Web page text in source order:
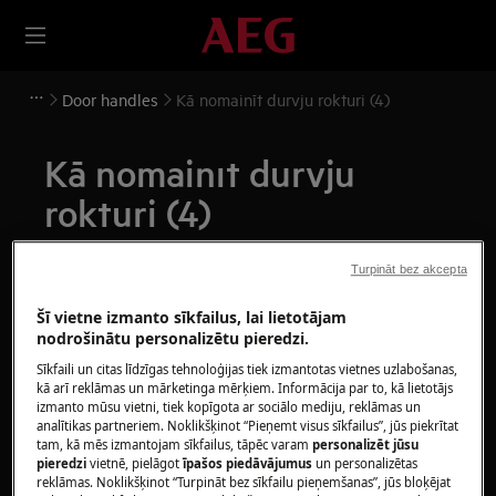
Door handles Kā nomainīt durvju rokturi (4)
Kā nomainīt durvju
rokturi (4)
Pirms jebkādas apkopes darbības deaktivizējiet ierīci
un atvienojiet strāvas kontaktdakšu no
kontaktligzdas.
Pārvietojot ierīces, vienmēr uzmanieties, jo smago
ierīču pārvietošanai ir nepieciešamas divas
personas.
Šī vietne izmanto sīkfailus, lai lietotājam
nodrošinātu personalizētu pieredzi.
Sīkfaili un citas līdzīgas tehnoloģijas tiek izmantotas vietnes uzlabošanas,
kā arī reklāmas un mārketinga mērķiem. Informācija par to, kā lietotājs
izmanto mūsu vietni, tiek kopīgota ar sociālo mediju, reklāmas un
analītikas partneriem. Noklikšķinot “Pieņemt visus sīkfailus”, jūs piekrītat
tam, kā mēs izmantojam sīkfailus, tāpēc varampersonalizēt jūsu
pieredzivietnē, pielāgotīpašos piedāvājumus un personalizētas
reklāmas. Noklikšķinot “Turpināt bez sīkfailu pieņemšanas”, jūs bloķējat
Turpināt bez akcepta